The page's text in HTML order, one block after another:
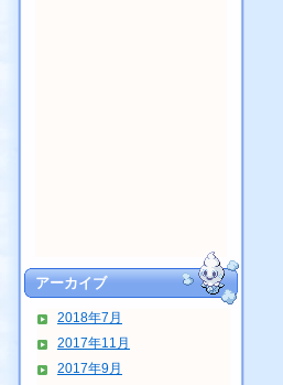
アーカイブ
2018年7月
2017年11月
2017年9月